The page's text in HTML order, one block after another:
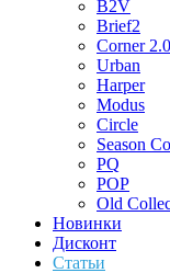
B2V
Brief2
Corner 2.0
Urban
Harper
Modus
Circle
Season
PQ
POP
Old
Новинки
Дисконт
Статьи